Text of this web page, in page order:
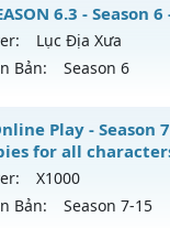
loại: Mu Nguyên
OK
CỔ XƯA - Cày
mới ra tháng 08
reset: Reset In
loại: Mu Nguyên
Phiên bản
6.3 - Season
Lục Địa Xưa
Bản:
Season 6
6.3 - free
mới ra tháng 08
100x - Drop: 10%
Play - Season
for all
X1000
Bản:
Season 7-15